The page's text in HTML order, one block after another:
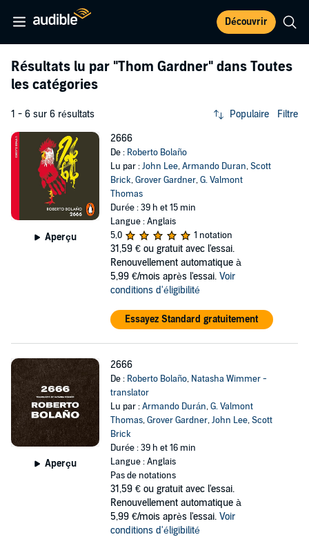
Découvrir
Résultats lu par "Thom Gardner" dans Toutes
les catégories
1 - 6 sur 6 résultats Populaire Filtre
Aperçu
2666
De : Roberto Bolaño
Lu par :John Lee,Armando Duran,Scott
Brick,Grover Gardner,G. Valmont
Thomas
Durée : 39 h et 15 min
Langue : Anglais
5,0
1 notation
31,59 € ou gratuit avec l'essai.
Renouvellement automatique à
5,99 €/mois après l'essai. Voir
conditions d'éligibilité
Essayez Standard gratuitement
Aperçu
2666
De : Roberto Bolaño, Natasha Wimmer -
translator
Lu par :Armando Durán,G. Valmont
Thomas,Grover Gardner,John Lee,Scott
Brick
Durée : 39 h et 16 min
Langue : Anglais
Pas de notations
31,59 € ou gratuit avec l'essai.
Renouvellement automatique à
5,99 €/mois après l'essai. Voir
conditions d'éligibilité